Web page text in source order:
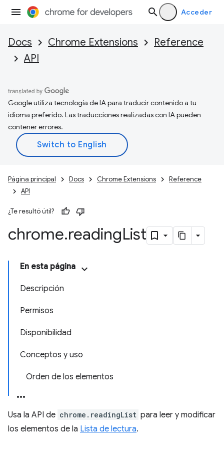
Acceder
Docs Chrome Extensions
Reference
API
Google utiliza tecnología de IA para traducir contenido a tu
idioma preferido. Las traducciones realizadas con IA pueden
contener errores.
Página principal Docs Chrome Extensions
Reference
API
¿Te resultó útil?
chrome.readingList
En esta página
Descripción
Permisos
Disponibilidad
Conceptos y uso
Orden de los elementos
Usa la API de chrome.readingList para leer y modificar
los elementos de la Lista de lectura.